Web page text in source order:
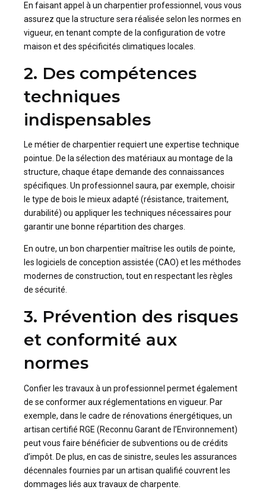
En faisant appel à un charpentier professionnel, vous vous
assurez que la structure sera réalisée selon les normes en
vigueur, en tenant compte de la configuration de votre
maison et des spécificités climatiques locales.
2. Des compétences
techniques
indispensables
Le métier de charpentier requiert une expertise technique
pointue. De la sélection des matériaux au montage de la
structure, chaque étape demande des connaissances
spécifiques. Un professionnel saura, par exemple, choisir
le type de bois le mieux adapté (résistance, traitement,
durabilité) ou appliquer les techniques nécessaires pour
garantir une bonne répartition des charges.
En outre, un bon charpentier maîtrise les outils de pointe,
les logiciels de conception assistée (CAO) et les méthodes
modernes de construction, tout en respectant les règles
de sécurité.
3. Prévention des risques
et conformité aux
normes
Confier les travaux à un professionnel permet également
de se conformer aux réglementations en vigueur. Par
exemple, dans le cadre de rénovations énergétiques, un
artisan certifié RGE (Reconnu Garant de l’Environnement)
peut vous faire bénéficier de subventions ou de crédits
d’impôt. De plus, en cas de sinistre, seules les assurances
décennales fournies par un artisan qualifié couvrent les
dommages liés aux travaux de charpente.